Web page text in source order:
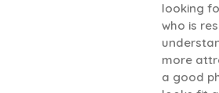
looking
who is
more
a good